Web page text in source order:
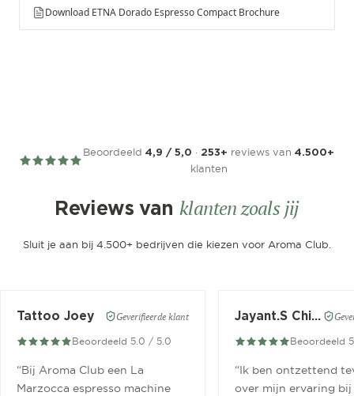
Download ETNA Dorado Espresso Compact Brochure
Beoordeeld 4,9 / 5,0 · 253+ reviews van 4.500+
klanten
Reviews van klanten zoals jij
Sluit je aan bij 4.500+ bedrijven die kiezen voor Aroma Club.
Tattoo Joey Geverifieerde klant
Beoordeeld 5.0 / 5.0
“Bij Aroma Club een La
Marzocca espresso machine
Jayant.S Chitaroe
Beoordeeld
“Ik ben ontzettend
over mijn ervaring bij